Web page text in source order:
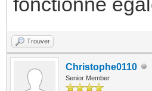
Trouver
Christophe0110
Senior Member